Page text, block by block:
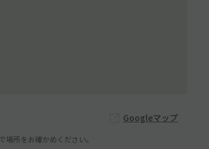
Googleマップ
所をお確かめください。